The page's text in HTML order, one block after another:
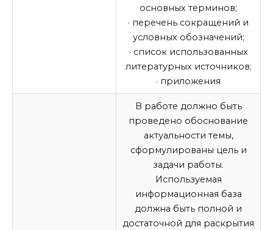
основных терминов;
· перечень сокращений и
условных обозначений;
· список использованных
литературных источников;
· приложения
В работе должно быть
проведено обоснование
актуальности темы,
сформулированы цель и
задачи работы.
Используемая
информационная база
должна быть полной и
достаточной для раскрытия